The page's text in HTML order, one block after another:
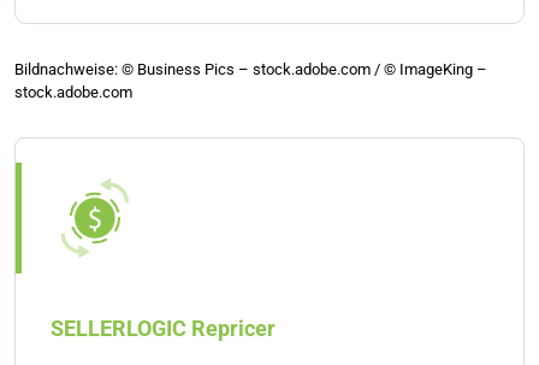
wiederholte Käufe, personalisierte Empfehlungen und
gezielte Retargeting-Kampagnen. Eine klare
Bildnachweise: © Business Pics – stock.adobe.com / © ImageKing –
stock.adobe.com
SELLERLOGIC Repricer